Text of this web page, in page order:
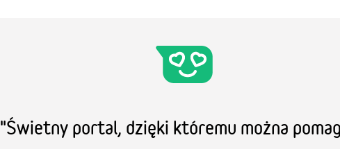
"Świetny portal, dzięki któremu można